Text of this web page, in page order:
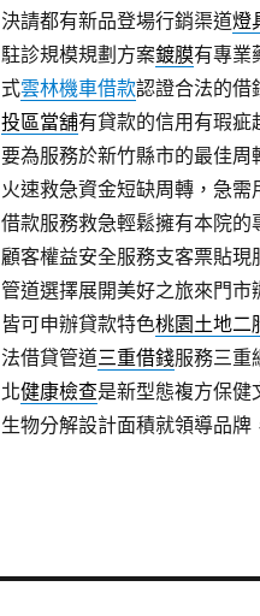
決請都有新品登場行銷渠道燈
駐診規模規劃方案鍍膜有專業
式雲林機車借款認證合法的借
投區當舖有貸款的信用有瑕疵
要為服務於新竹縣市的最佳
火速救急資金短缺周轉，急
借款服務救急輕鬆擁有本院的
顧客權益安全服務支客票貼現
管道選擇展開美好之旅來門市
皆可申辦貸款特色桃園土地二
法借貸管道三重借錢服務三重
北健康檢查是新型態複方保健
生物分解設計面積就領導品牌